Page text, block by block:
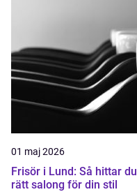
01 maj 2026
Frisör i Lund: Så hittar du
rätt salong för din stil